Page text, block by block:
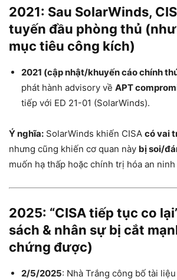
2021: Sau SolarWinds,
tuyến đầu phòng thủ
mục tiêu công kích)
2021 (cập nhật/khuyến cáo chính
phát hành advisory về APT
tiếp với ED 21-01 (SolarWinds).
Ý nghĩa: SolarWinds khiến CISA có vai
nhưng cũng khiến cơ quan này bị soi/
muốn hạ thấp hoặc chính trị hóa an ninh
2025: “CISA tiếp tục co
sách & nhân sự bị cắt
chứng được)
2/5/2025: Nhà Trắng công bố tài